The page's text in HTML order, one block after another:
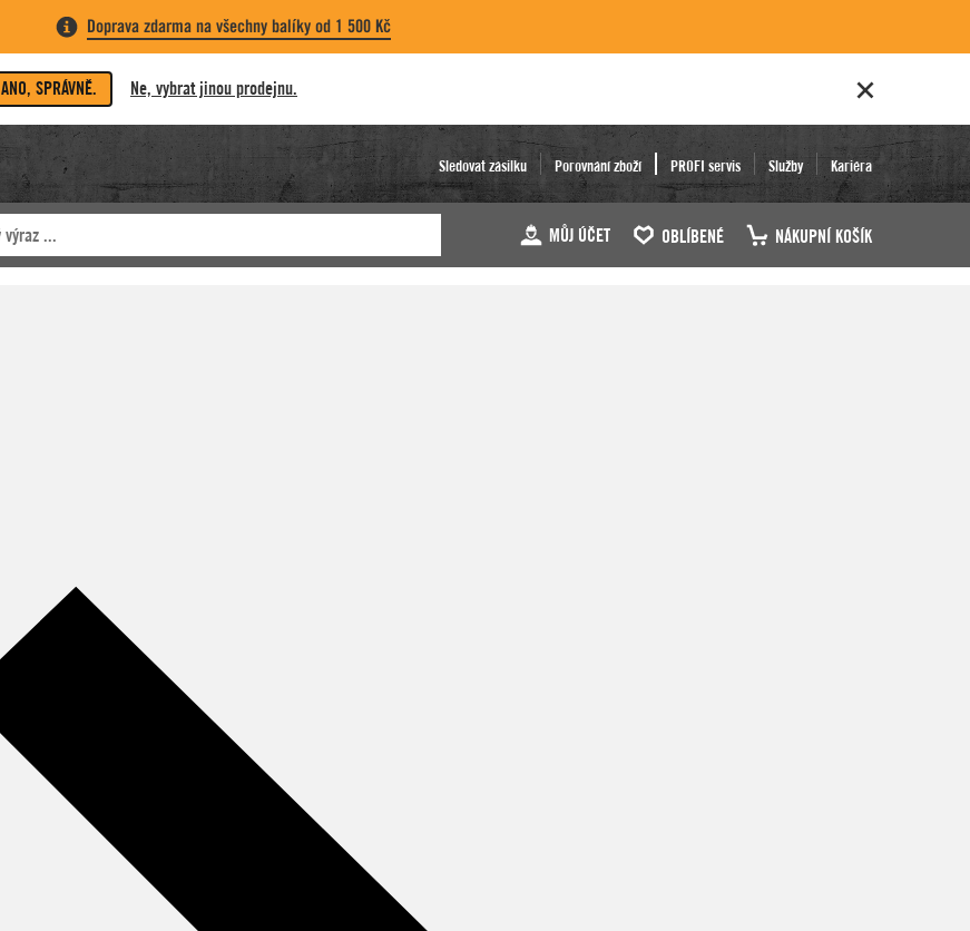
Doprava zdarma na všechny balíky od 1 500 Kč
ANO, SPRÁVNĚ. Ne, vybrat jinou prodejnu.
Sledovat zásilku Porovnání zboží PROFI servis Služby Kariéra
MŮJ ÚČET OBLÍBENÉ NÁKUPNÍ KOŠÍK